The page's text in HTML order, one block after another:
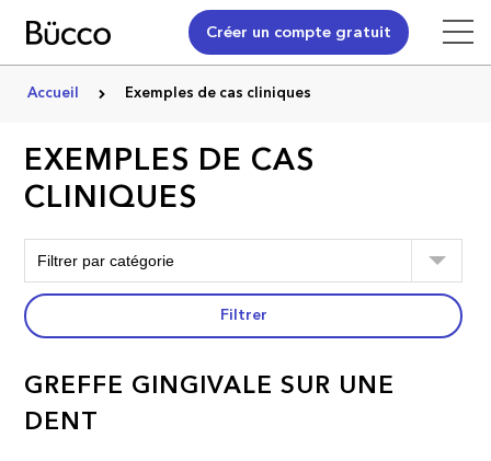
Créer un compte gratuit
Accueil Exemples de cas cliniques
EXEMPLES DE CAS
CLINIQUES
Filtrer
GREFFE GINGIVALE SUR UNE
DENT